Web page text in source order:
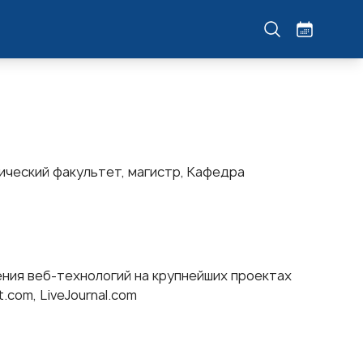
факультет, магистр, Кафедра
веб-технологий на крупнейших проектах
LiveJournal.com